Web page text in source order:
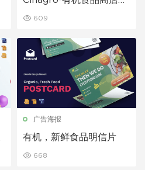
609
广告海报
有机，新鲜食品明信片
668